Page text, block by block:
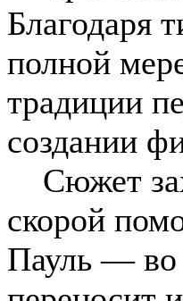
Благодаря
полной
традиции
создании
Сюжет
скорой
Пауль — во